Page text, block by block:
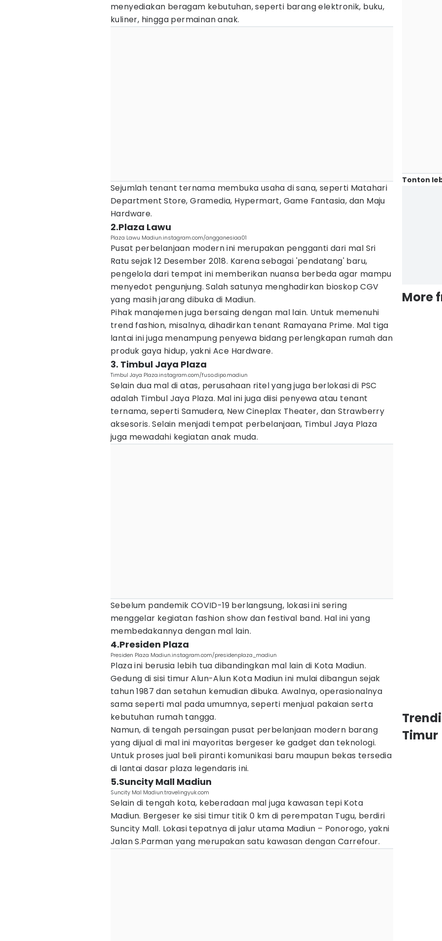
menyediakan beragam kebutuhan, seperti barang elektronik, buku,
kuliner, hingga permainan anak.
Sejumlah tenant ternama membuka usaha di sana, seperti Matahari
Department Store, Gramedia, Hypermart, Game Fantasia, dan Maju
Hardware.
2.Plaza Lawu
Plaza Lawu Madiun.instagram.com/angganesiaa01
Pusat perbelanjaan modern ini merupakan pengganti dari mal Sri
Ratu sejak 12 Desember 2018. Karena sebagai 'pendatang' baru,
pengelola dari tempat ini memberikan nuansa berbeda agar mampu
menyedot pengunjung. Salah satunya menghadirkan bioskop CGV
yang masih jarang dibuka di Madiun.
Pihak manajemen juga bersaing dengan mal lain. Untuk memenuhi
trend fashion, misalnya, dihadirkan tenant Ramayana Prime. Mal tiga
lantai ini juga menampung penyewa bidang perlengkapan rumah dan
produk gaya hidup, yakni Ace Hardware.
3. Timbul Jaya Plaza
Timbul Jaya Plaza.instagram.com/fuso.dipo.madiun
Selain dua mal di atas, perusahaan ritel yang juga berlokasi di PSC
adalah Timbul Jaya Plaza. Mal ini juga diisi penyewa atau tenant
ternama, seperti Samudera, New Cineplax Theater, dan Strawberry
aksesoris. Selain menjadi tempat perbelanjaan, Timbul Jaya Plaza
juga mewadahi kegiatan anak muda.
Sebelum pandemik COVID-19 berlangsung, lokasi ini sering
menggelar kegiatan fashion show dan festival band. Hal ini yang
membedakannya dengan mal lain.
4.Presiden Plaza
Presiden Plaza Madiun.instagram.com/presidenplaza_madiun
Plaza ini berusia lebih tua dibandingkan mal lain di Kota Madiun.
Gedung di sisi timur Alun-Alun Kota Madiun ini mulai dibangun sejak
tahun 1987 dan setahun kemudian dibuka. Awalnya, operasionalnya
sama seperti mal pada umumnya, seperti menjual pakaian serta
kebutuhan rumah tangga.
Namun, di tengah persaingan pusat perbelanjaan modern barang
yang dijual di mal ini mayoritas bergeser ke gadget dan teknologi.
Untuk proses jual beli piranti komunikasi baru maupun bekas tersedia
di lantai dasar plaza legendaris ini.
5.Suncity Mall Madiun
Suncity Mal Madiun.travelingyuk.com
Selain di tengah kota, keberadaan mal juga kawasan tepi Kota
Madiun. Bergeser ke sisi timur titik 0 km di perempatan Tugu, berdiri
Suncity Mall. Lokasi tepatnya di jalur utama Madiun – Ponorogo, yakni
Jalan S.Parman yang merupakan satu kawasan dengan Carrefour.
Tonton
More
Timur